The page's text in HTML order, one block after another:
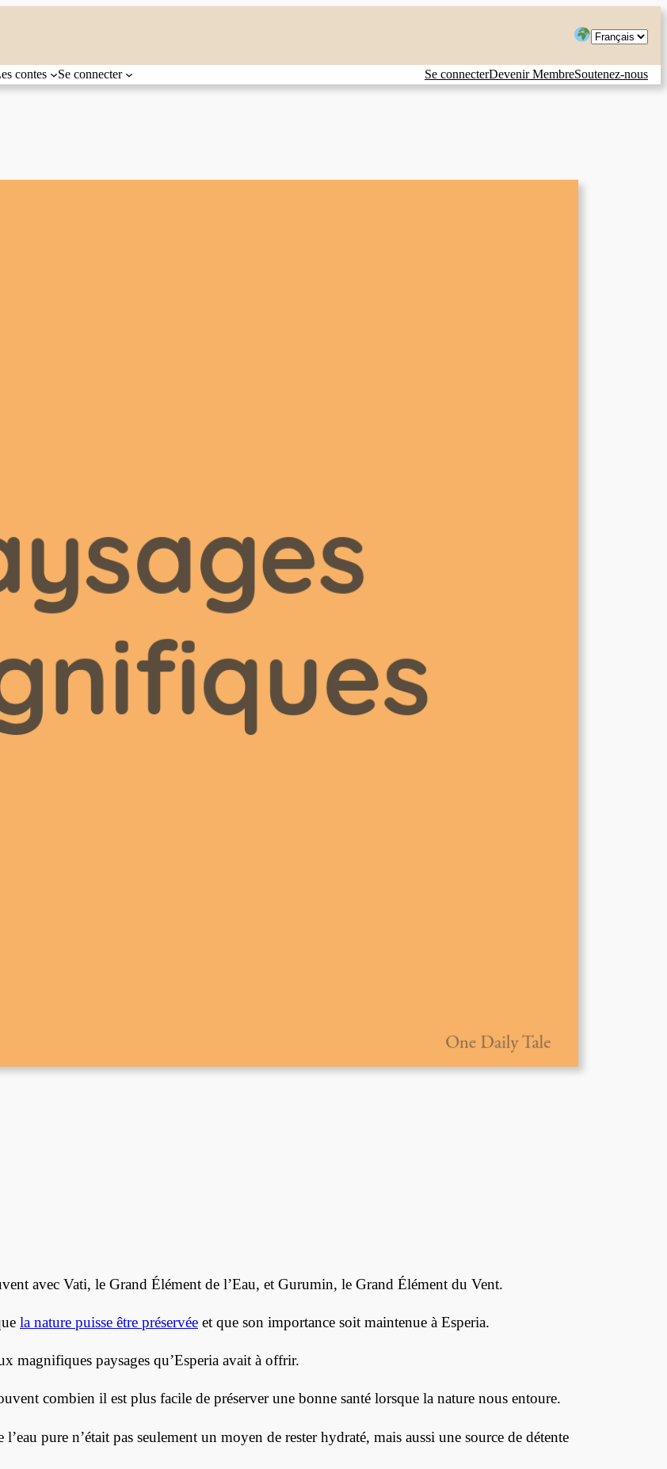
Choisir
langue
contes Se connecter Se connecterDevenir MembreSoutenez-nous
avec Vati, le Grand Élément de l’Eau, et Gurumin, le Grand Élément du Vent.
la nature puisse être préservée et que son importance soit maintenue à Esperia.
magnifiques paysages qu’Esperia avait à offrir.
combien il est plus facile de préserver une bonne santé lorsque la nature nous entoure.
pure n’était pas seulement un moyen de rester hydraté, mais aussi une source de détente